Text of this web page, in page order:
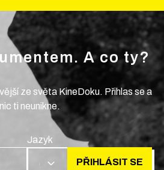
A co ty?
ze světa KineDoku. Přihlas se a
nic ti neunikne.
Jazyk
CS PŘIHLÁSIT SE